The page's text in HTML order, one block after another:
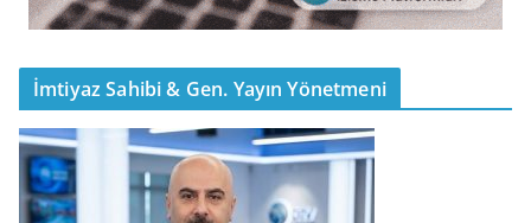
İmtiyaz Sahibi & Gen. Yayın Yönetmeni